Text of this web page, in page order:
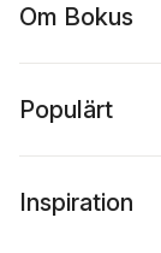
Om Bokus
Populärt
Inspiration